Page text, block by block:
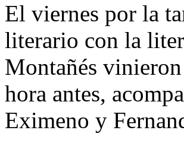
El viernes por la
literario con la
Montañés
hora antes,
Eximeno y